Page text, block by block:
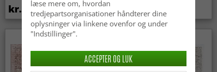
kr.369 kr.439
læse mere om, hvordan
tredjepartsorganisationer håndterer dine
oplysninger via linkene ovenfor og under
"Indstillinger".
ACCEPTER OG LUK